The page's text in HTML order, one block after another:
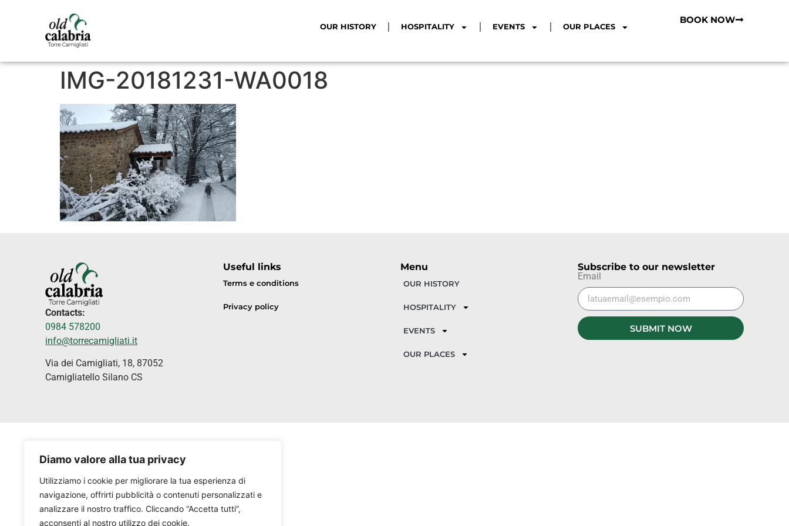
Diamo valore alla tua privacy
Utilizziamo i cookie per migliorare la tua esperienza di
navigazione, offrirti pubblicità o contenuti personalizzati e
analizzare il nostro traffico. Cliccando “Accetta tutti”,
acconsenti al nostro utilizzo dei cookie.
OUR HISTORY HOSPITALITY EVENTS OUR PLACES
BOOK NOW
IMG-20181231-WA0018
Contacts:
0984 578200
info@torrecamigliati.it
Via dei Camigliati, 18, 87052
Camigliatello Silano CS
Useful links
Terms e conditions
Privacy policy
Menu
OUR HISTORY
HOSPITALITY
EVENTS
OUR PLACES
Subscribe to our newsletter
Email
SUBMIT NOW